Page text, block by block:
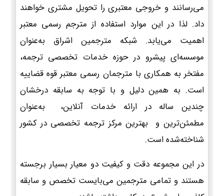
می‌رسانند و خروجی معتبری را تحویل مشتری خواهند
داد. لذا در این موارد استفاده از مترجم رسمی معتبر
اهمیت می‌یابد. شبکه مترجمین اشراق به‌عنوان
موسسه‌ای پیشرو در حوزه خدمات تخصصی ترجمه،
مفتخر به همکاری با مترجمان رسمی معتبر قوه قضاییه
است. به همین دلیل و با توجه به سابقه درخشان
چندین ساله در ارائه خدمات آنلاین، به‌عنوان
مطمئن‌ترین و بهترین مرکز ترجمه تخصصی در کشور
شناخته‌شده است.
در این مجموعه دقت و کیفیت دو معیار بسیار برجسته
هستند و تمامی مترجمین می‌بایست تخصص و سابقه